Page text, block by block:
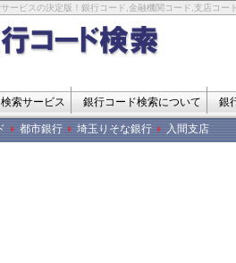
ービスの決定版！銀行コード,金融機関コード,支店コー
索サービス 銀行コード検索について 銀
都市銀行 埼玉りそな銀行 入間支店